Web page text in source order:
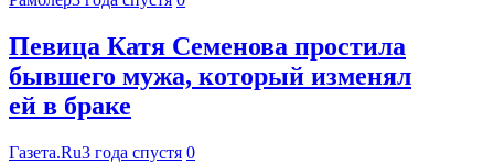
Певица Катя Семенова простила
бывшего мужа, который изменял
ей в браке
Газета.Ru3 года спустя 0